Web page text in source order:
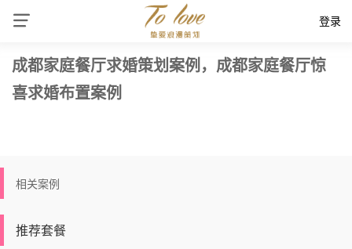
登录
成都家庭餐厅求婚策划案例，成都家庭餐厅惊
喜求婚布置案例
相关案例
推荐套餐